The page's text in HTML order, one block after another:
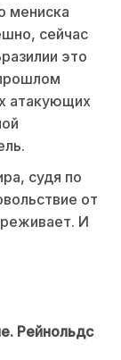
мениска
сейчас
это
атакующих
судя по
от
И
Рейнольдс